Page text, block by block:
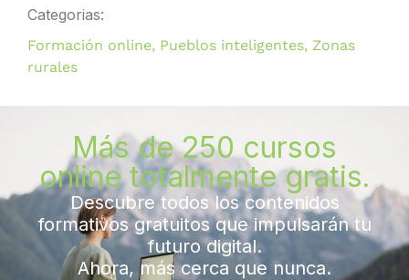
Categorias:
Formación online, Pueblos inteligentes, Zonas
rurales
Más de 250 cursos
online totalmente gratis.
Descubre todos los contenidos
formativos gratuitos que impulsarán tu
futuro digital.
Ahora, más cerca que nunca.